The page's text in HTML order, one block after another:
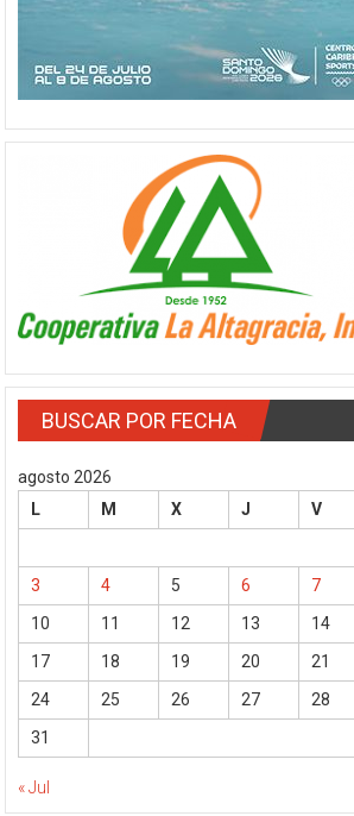
BUSCAR POR FECHA
agosto 2026
L
M X J V
3
4 5 6 7
10
11 12 13 14
17
18 19 20 21
24
25 26 27 28
31
« Jul